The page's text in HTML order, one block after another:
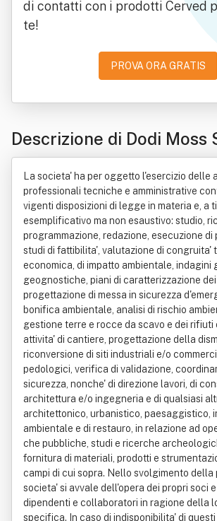
di contatti con i prodotti Cerved
te!
PROVA ORA GRATIS
Descrizione di Dodi Moss
La societa' ha per oggetto l'esercizio delle
professionali tecniche e amministrative
vigenti disposizioni di legge in materia e, a
esemplificativo ma non esaustivo: studio,
programmazione, redazione, esecuzione di
studi di fattibilita', valutazione di congruita'
economica, di impatto ambientale, indagini
geognostiche, piani di caratterizzazione dei
progettazione di messa in sicurezza
bonifica ambientale, analisi di rischio
gestione terre e rocce da scavo e dei
attivita' di cantiere, progettazione della
riconversione di siti industriali e/o
pedologici, verifica di validazione,
sicurezza, nonche' di direzione lavori, di
architettura e/o ingegneria e di qualsiasi
architettonico, urbanistico, paesaggistico,
ambientale e di restauro, in relazione ad
che pubbliche, studi e ricerche
fornitura di materiali, prodotti e
campi di cui sopra. Nello svolgimento della
societa' si avvale dell'opera dei propri soci
dipendenti e collaboratori in ragione della
specifica. In caso di indisponibilita' di